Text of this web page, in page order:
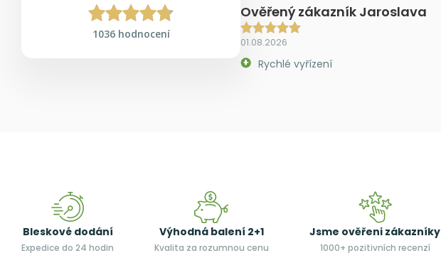
1036 hodnocení
Ověřený zákazník Jaroslava
01.08.2026
Rychlé vyřízení
Bleskové dodání
Expedice do 24 hodin
Výhodná balení 2+1
Kvalita za rozumnou cenu
Jsme ověřeni zákazníky
1000+ pozitivních recenzí